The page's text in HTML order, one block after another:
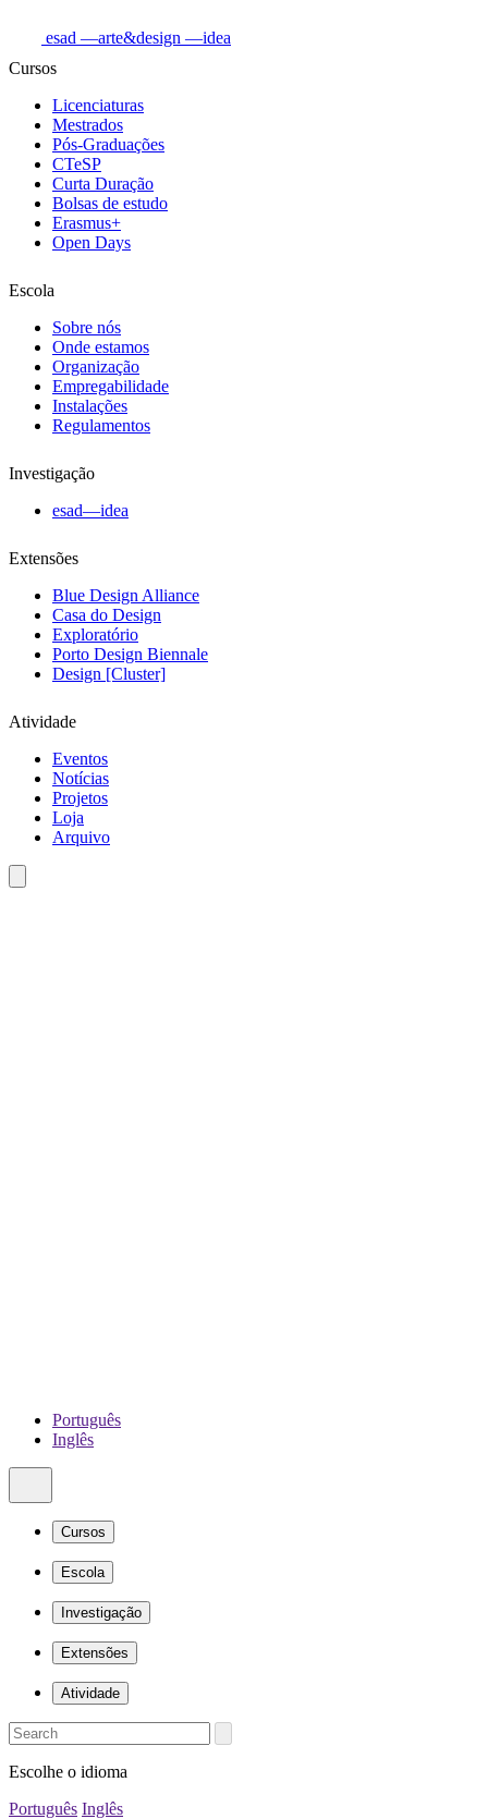
esad —arte&design —idea
Cursos
Licenciaturas
Mestrados
Pós-Graduações
CTeSP
Curta Duração
Bolsas de estudo
Erasmus+
Open Days
Escola
Sobre nós
Onde estamos
Organização
Empregabilidade
Instalações
Regulamentos
Investigação
esad—idea
Extensões
Blue Design Alliance
Casa do Design
Exploratório
Porto Design Biennale
Design [Cluster]
Atividade
Eventos
Notícias
Projetos
Loja
Arquivo
Português
Inglês
Cursos
Escola
Investigação
Extensões
Atividade
Escolhe o idioma
Português Inglês